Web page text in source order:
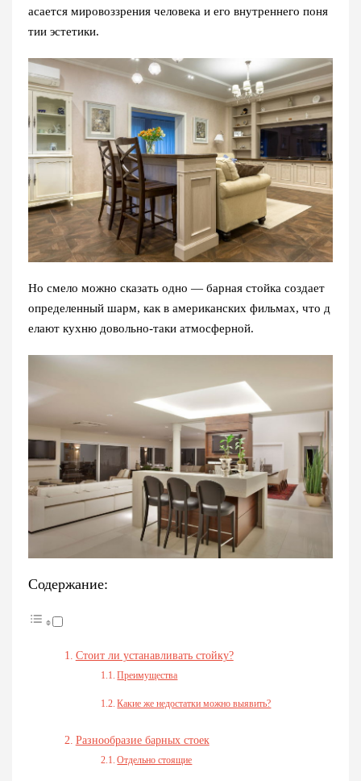
асается мировоззрения человека и его внутреннего поня
тии эстетики.
Но смело можно сказать одно — барная стойка создает
определенный шарм, как в американских фильмах, что д
елают кухню довольно-таки атмосферной.
Содержание:
Стоит ли устанавливать стойку?
Преимущества
Какие же недостатки можно выявить?
Разнообразие барных стоек
Отдельно стоящие